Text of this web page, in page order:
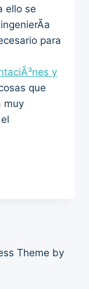
ello se
para
y
que
muy
Theme by